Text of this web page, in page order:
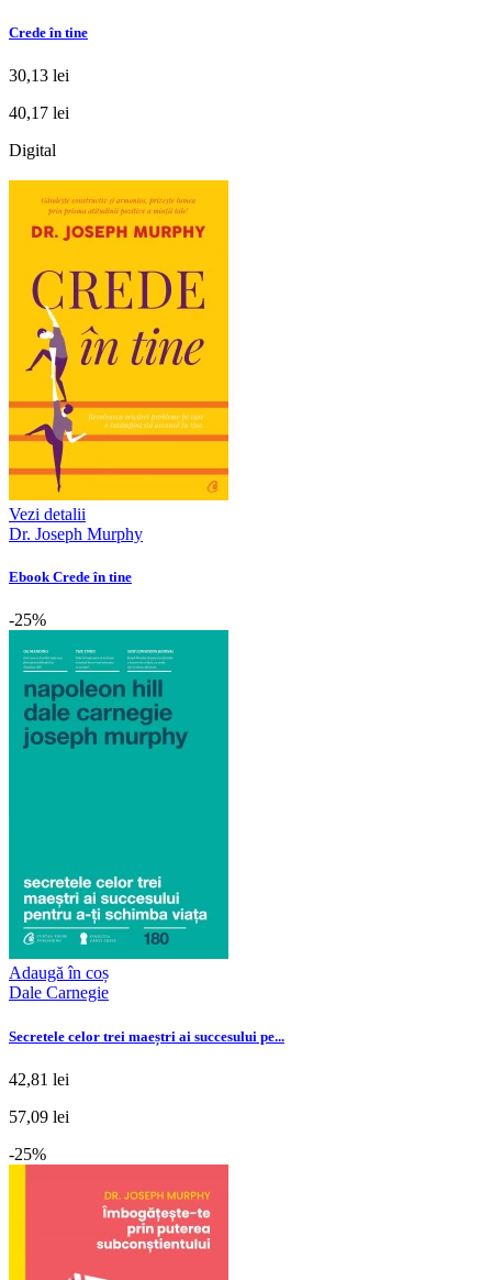
Crede în tine
30,13 lei
40,17 lei
Digital
Vezi detalii
Dr. Joseph Murphy
Ebook Crede în tine
-25%
Adaugă în coș
Dale Carnegie
Secretele celor trei maeștri ai succesului pe...
42,81 lei
57,09 lei
-25%